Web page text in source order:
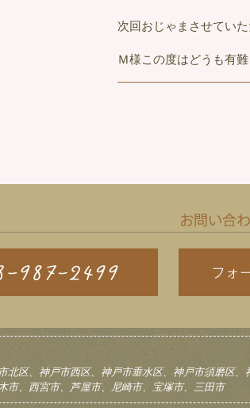
次回おじゃまさせてい
Ｍ様この度はどうも有難
北区、神戸市西区、神戸市垂水区、神戸市須磨区
市、西宮市、芦屋市、尼崎市、宝塚市、三田市